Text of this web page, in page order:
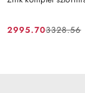
Cena
2995.70
Cena
3328.56